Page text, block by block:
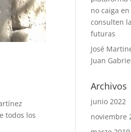
todos los
no caiga
consulten
futuras
José
Juan
Archivos
junio 2022
noviembre